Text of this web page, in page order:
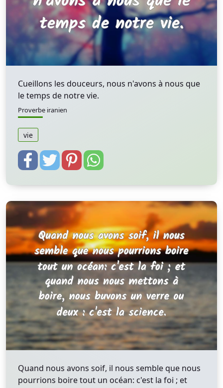
Cueillons les douceurs, nous n'avons à nous que
le temps de notre vie.
Proverbe iranien
vie
Quand nous avons soif, il nous semble que nous
pourrions boire tout un océan: c'est la foi ; et